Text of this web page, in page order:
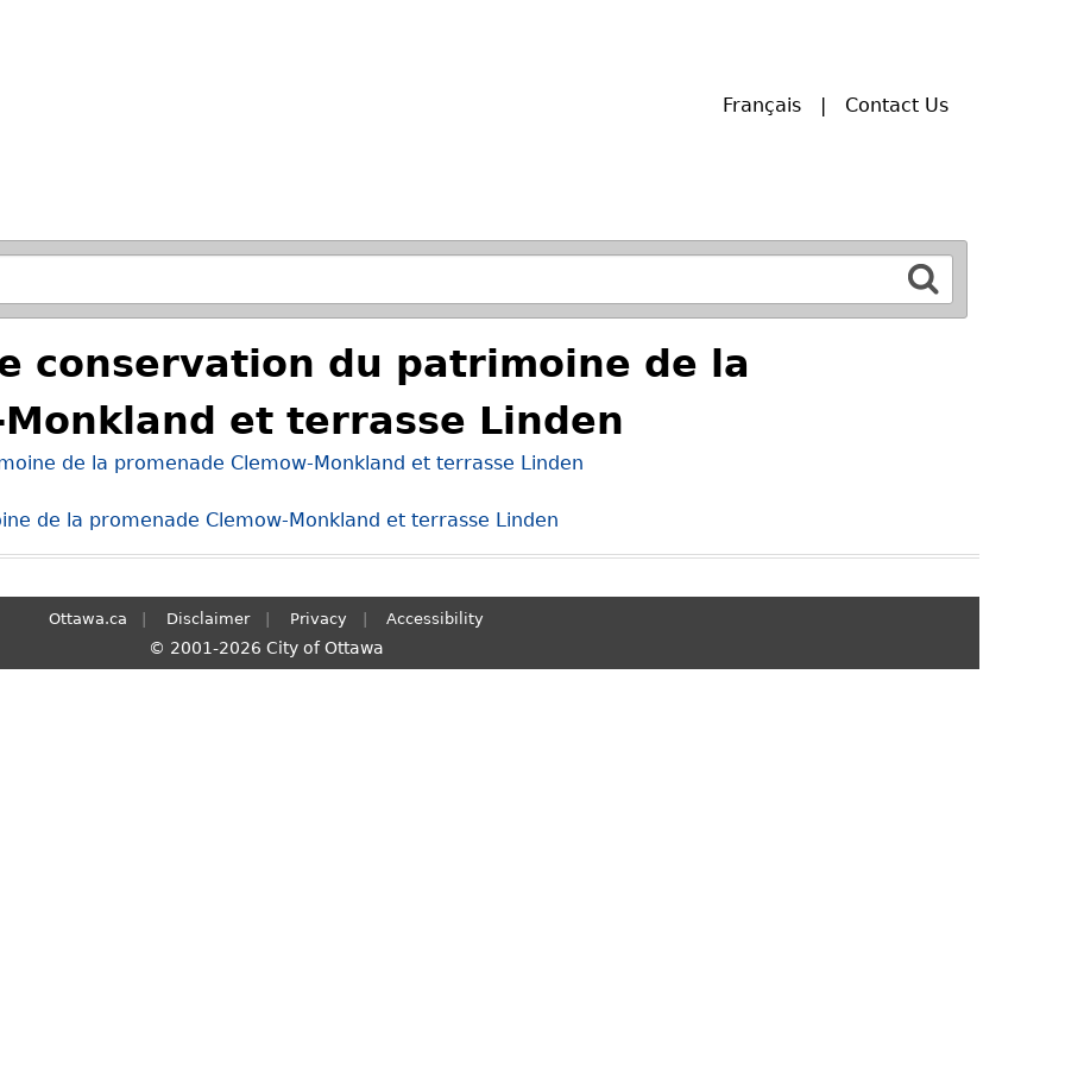
Français Contact Us
conservation du patrimoine de la
et terrasse Linden
de la promenade Clemow-Monkland et terrasse Linden
de la promenade Clemow-Monkland et terrasse Linden
Ottawa.ca Disclaimer Privacy Accessibility
© 2001-2026 City of Ottawa